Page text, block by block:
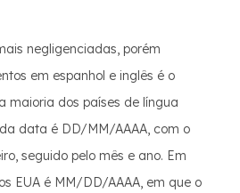
negligenciadas, porém
em espanhol e inglês é o
maioria dos países de língua
data é DD/MM/AAAA, com o
seguido pelo mês e ano. Em
EUA é MM/DD/AAAA, em que o